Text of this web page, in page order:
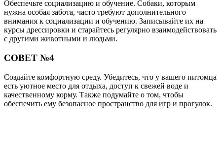
Обеспечьте социализацию и обучение. Собаки, которым
нужна особая забота, часто требуют дополнительного
внимания к социализации и обучению. Записывайте их на
курсы дрессировки и старайтесь регулярно взаимодействовать
с другими животными и людьми.
СОВЕТ №4
Создайте комфортную среду. Убедитесь, что у вашего питомца
есть уютное место для отдыха, доступ к свежей воде и
качественному корму. Также подумайте о том, чтобы
обеспечить ему безопасное пространство для игр и прогулок.